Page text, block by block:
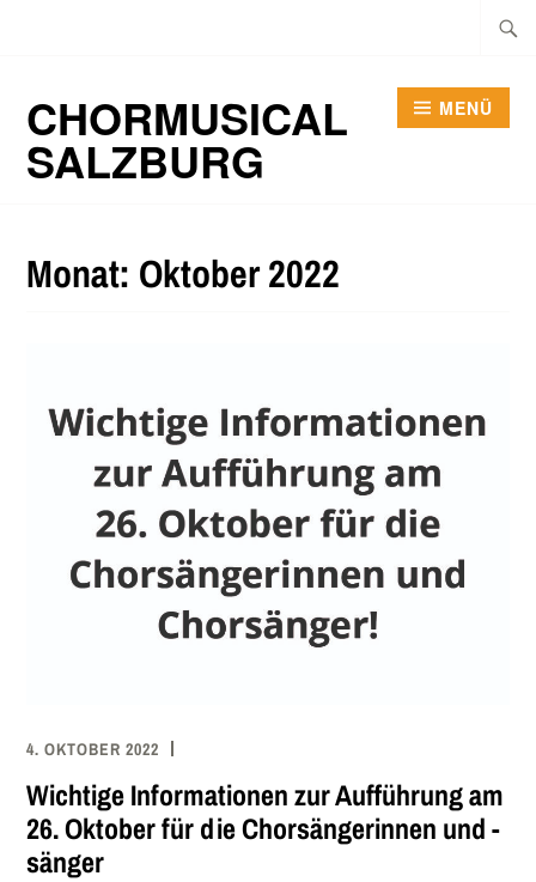
Suche
CHORMUSICAL
SALZBURG
MENÜ
Monat: Oktober 2022
4. OKTOBER 2022
Wichtige Informationen zur Aufführung am
26. Oktober für die Chorsängerinnen und -
sänger